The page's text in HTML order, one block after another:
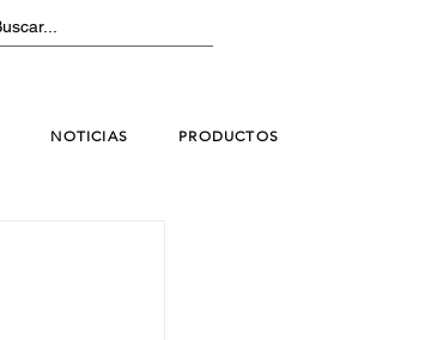
NOTICIAS PRODUCTOS